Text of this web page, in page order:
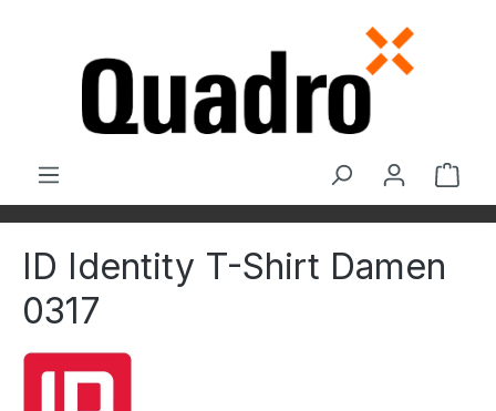
ID Identity T-Shirt Damen
0317